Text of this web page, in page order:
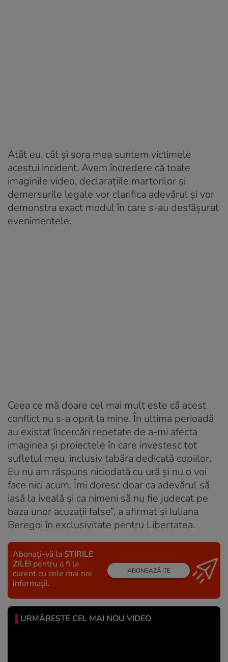
Atât eu, cât și sora mea suntem victimele
acestui incident. Avem încredere că toate
imaginile video, declarațiile martorilor și
demersurile legale vor clarifica adevărul și vor
demonstra exact modul în care s-au desfășurat
evenimentele.
Ceea ce mă doare cel mai mult este că acest
conflict nu s-a oprit la mine. În ultima perioadă
au existat încercări repetate de a-mi afecta
imaginea și proiectele în care investesc tot
sufletul meu, inclusiv tabăra dedicată copiilor.
Eu nu am răspuns niciodată cu ură și nu o voi
face nici acum. Îmi doresc doar ca adevărul să
iasă la iveală și ca nimeni să nu fie judecat pe
baza unor acuzații false”, a afirmat și Iuliana
Beregoi în exclusivitate pentru Libertatea.
Abonați-vă la ȘTIRILE
ZILEI pentru a fi la
curent cu cele mai noi
informații.
ABONEAZĂ-TE
URMĂREȘTE CEL MAI NOU VIDEO